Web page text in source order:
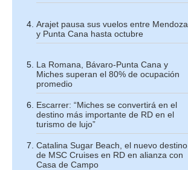
Arajet pausa sus vuelos entre Mendoza
y Punta Cana hasta octubre
La Romana, Bávaro-Punta Cana y
Miches superan el 80% de ocupación
promedio
Escarrer: “Miches se convertirá en el
destino más importante de RD en el
turismo de lujo”
Catalina Sugar Beach, el nuevo destino
de MSC Cruises en RD en alianza con
Casa de Campo